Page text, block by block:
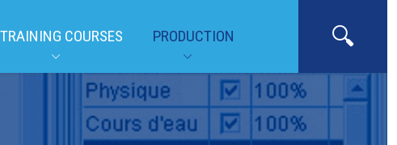
TRAINING COURSES PRODUCTION